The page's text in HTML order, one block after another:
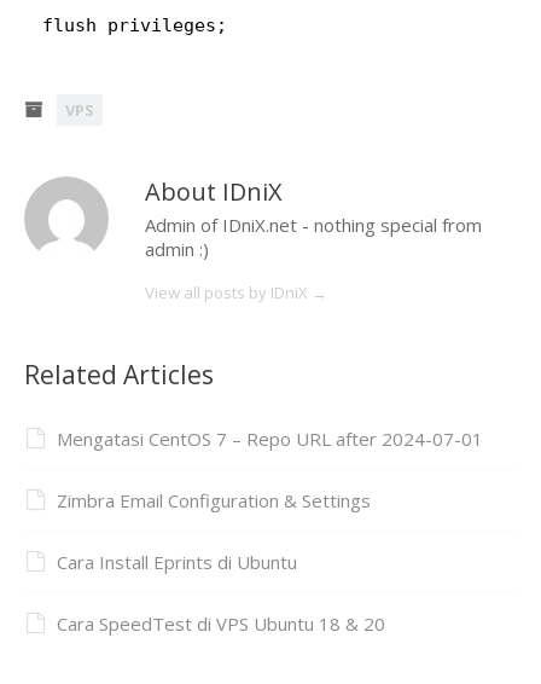
flush privileges;
VPS
About IDniX
Admin of IDniX.net - nothing special from
admin :)
View all posts by IDniX →
Related Articles
Mengatasi CentOS 7 – Repo URL after 2024-07-01
Zimbra Email Configuration & Settings
Cara Install Eprints di Ubuntu
Cara SpeedTest di VPS Ubuntu 18 & 20